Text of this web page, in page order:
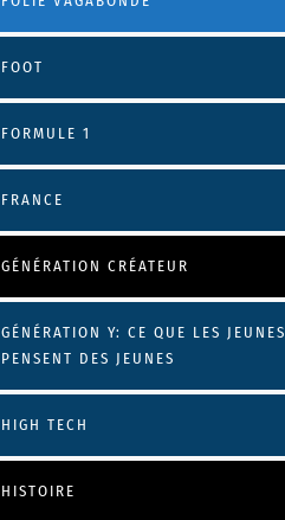
FOOT
FORMULE 1
FRANCE
GÉNÉRATION CRÉATEUR
GÉNÉRATION Y: CE QUE LES JEUNES
PENSENT DES JEUNES
HIGH TECH
HISTOIRE